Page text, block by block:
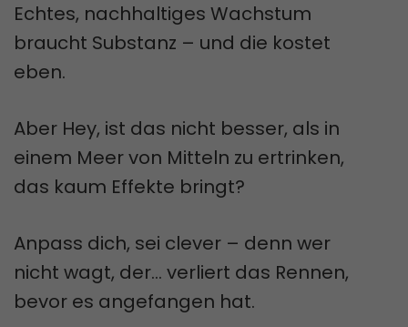
Echtes, nachhaltiges Wachstum
braucht Substanz – und die kostet
eben.
Aber Hey, ist das nicht besser, als in
einem Meer von Mitteln zu ertrinken,
das kaum Effekte bringt?
Anpass dich, sei clever – denn wer
nicht wagt, der… verliert das Rennen,
bevor es angefangen hat.